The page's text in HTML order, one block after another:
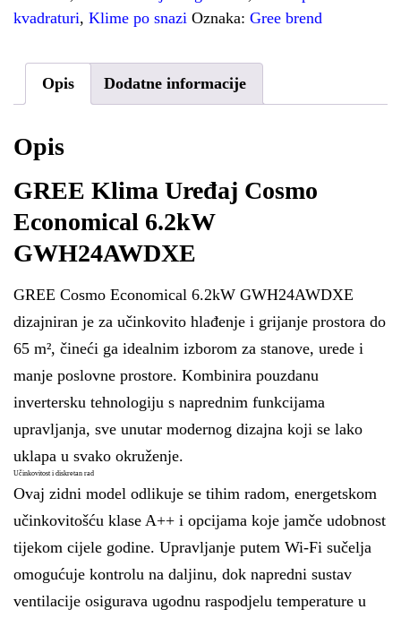
kvadraturi, Klime po snazi Oznaka: Gree brend
Opis Dodatne informacije
Opis
GREE Klima Uređaj Cosmo
Economical 6.2kW
GWH24AWDXE
GREE Cosmo Economical 6.2kW GWH24AWDXE
dizajniran je za učinkovito hlađenje i grijanje prostora do
65 m², čineći ga idealnim izborom za stanove, urede i
manje poslovne prostore. Kombinira pouzdanu
invertersku tehnologiju s naprednim funkcijama
upravljanja, sve unutar modernog dizajna koji se lako
uklapa u svako okruženje.
Učinkovitost i diskretan rad
Ovaj zidni model odlikuje se tihim radom, energetskom
učinkovitošću klase A++ i opcijama koje jamče udobnost
tijekom cijele godine. Upravljanje putem Wi-Fi sučelja
omogućuje kontrolu na daljinu, dok napredni sustav
ventilacije osigurava ugodnu raspodjelu temperature u